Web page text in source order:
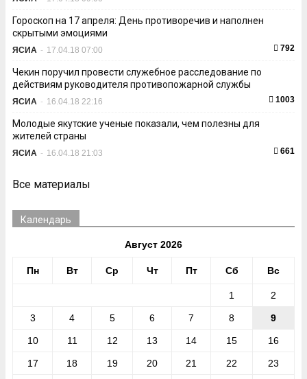
Гороскоп на 17 апреля: День противоречив и наполнен
скрытыми эмоциями
ЯСИА - 17.04.18 07:00 792
Чекин поручил провести служебное расследование по
действиям руководителя противопожарной службы
ЯСИА - 16.04.18 22:16 1003
Молодые якутские ученые показали, чем полезны для
жителей страны
ЯСИА - 16.04.18 21:03 661
Все материалы
Календарь
Август 2026
Пн Вт Ср Чт Пт Сб Вс
1 2
3 4 5 6 7 8 9
10 11 12 13 14 15 16
17 18 19 20 21 22 23